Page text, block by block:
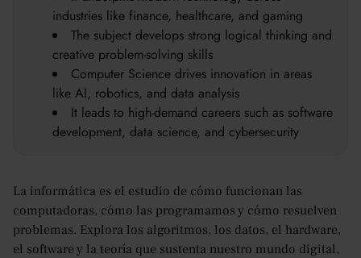
industries like finance, healthcare, and gaming
The subject develops strong logical thinking and
creative problem-solving skills
Computer Science drives innovation in areas
like AI, robotics, and data analysis
It leads to high-demand careers such as software
development, data science, and cybersecurity
La informática es el estudio de cómo funcionan las
computadoras, cómo las programamos y cómo resuelven
problemas. Explora los algoritmos, los datos, el hardware,
el software y la teoría que sustenta nuestro mundo digital,